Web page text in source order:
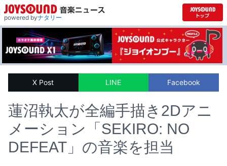
powered byナタリー
X Post LINE Facebook
蓮沼執太が全編手描き2Dアニ
メーション「SEKIRO: NO
DEFEAT」の音楽を担当